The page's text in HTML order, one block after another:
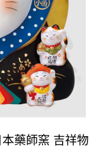
藥師窯 吉祥物